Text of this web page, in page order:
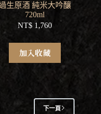
生原酒 純米大吟釀
720ml
NT$ 1,760
加入收藏
下一頁